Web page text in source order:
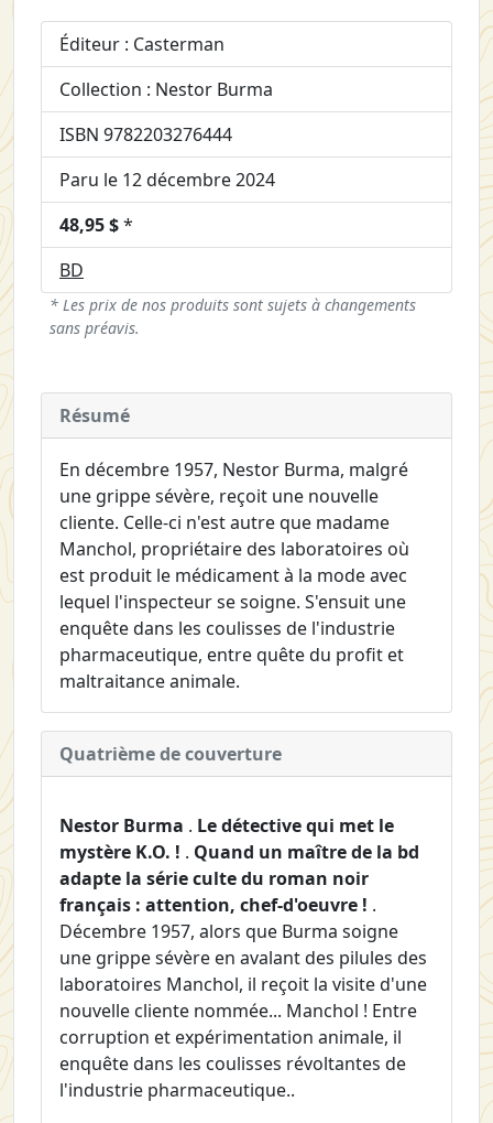
Éditeur : Casterman
Collection : Nestor Burma
ISBN 9782203276444
Paru le 12 décembre 2024
48,95 $*
BD
* Les prix de nos produits sont sujets à changements
sans préavis.
Résumé
En décembre 1957, Nestor Burma, malgré
une grippe sévère, reçoit une nouvelle
cliente. Celle-ci n'est autre que madame
Manchol, propriétaire des laboratoires où
est produit le médicament à la mode avec
lequel l'inspecteur se soigne. S'ensuit une
enquête dans les coulisses de l'industrie
pharmaceutique, entre quête du profit et
maltraitance animale.
Quatrième de couverture
Nestor Burma . Le détective qui met le
mystère K.O. ! . Quand un maître de la bd
adapte la série culte du roman noir
français : attention, chef-d'oeuvre ! .
Décembre 1957, alors que Burma soigne
une grippe sévère en avalant des pilules des
laboratoires Manchol, il reçoit la visite d'une
nouvelle cliente nommée... Manchol ! Entre
corruption et expérimentation animale, il
enquête dans les coulisses révoltantes de
l'industrie pharmaceutique..